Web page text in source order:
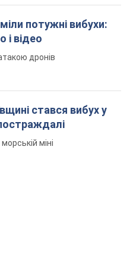
потужні вибухи:
відео
дронів
стався вибух у
міні